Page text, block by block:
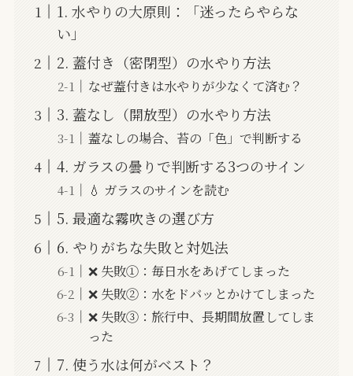
1. 水やりの大原則：「迷ったらやらな
い」
2. 蓋付き（密閉型）の水やり方法
なぜ蓋付きは水やりが少なくて済む？
3. 蓋なし（開放型）の水やり方法
蓋なしの場合、苔の「色」で判断する
4. ガラスの曇りで判断する3つのサイン
💧 ガラスのサインを読む
5. 最適な霧吹きの選び方
6. やりがちな失敗と対処法
❌ 失敗①：毎日水をあげてしまった
❌ 失敗②：水をドバッとかけてしまった
❌ 失敗③：旅行中、長期間放置してしま
った
7. 使う水は何がベスト？